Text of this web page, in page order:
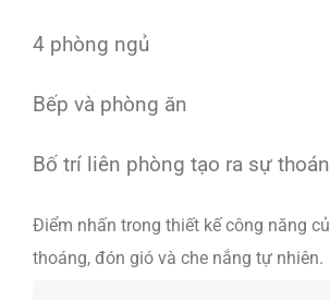
4 phòng ngủ
Bếp và phòng ăn
Bố trí liên phòng tạo ra sự
Điểm nhấn trong thiết kế công năng
thoáng, đón gió và che nắng tự nhiên.